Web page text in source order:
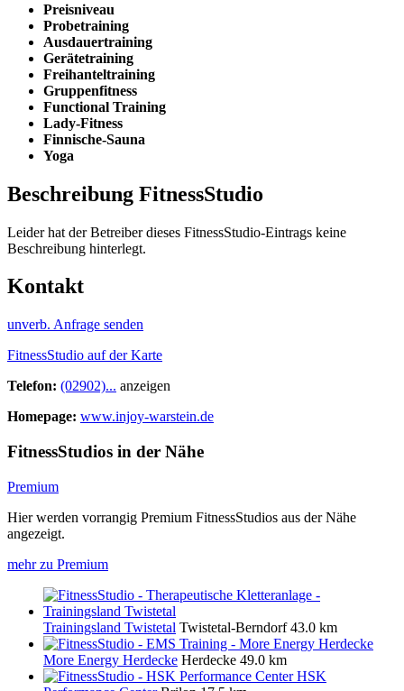
Preisniveau
Probetraining
Ausdauertraining
Gerätetraining
Freihanteltraining
Gruppenfitness
Functional Training
Lady-Fitness
Finnische-Sauna
Yoga
Beschreibung FitnessStudio
Leider hat der Betreiber dieses FitnessStudio-Eintrags keine
Beschreibung hinterlegt.
Kontakt
unverb. Anfrage senden
FitnessStudio auf der Karte
Telefon: (02902)... anzeigen
Homepage: www.injoy-warstein.de
FitnessStudios in der Nähe
Premium
Hier werden vorrangig Premium FitnessStudios aus der Nähe
angezeigt.
mehr zu Premium
Trainingsland Twistetal Twistetal-Berndorf 43.0 km
More Energy Herdecke Herdecke 49.0 km
HSK